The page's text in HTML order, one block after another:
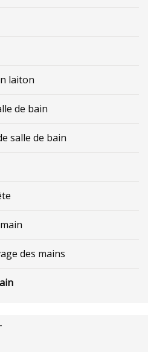
laiton
de bain
salle de bain
des mains